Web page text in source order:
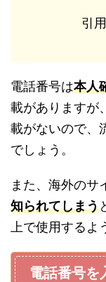
引用
電話番号は本人
載がありますが
載がないので、
でしょう。
また、海外のサ
知られてしまう
上で使用するよ
電話番号を